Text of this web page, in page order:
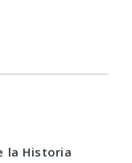
la Historia